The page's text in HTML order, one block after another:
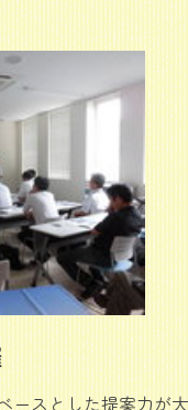
ースとした提案力が大